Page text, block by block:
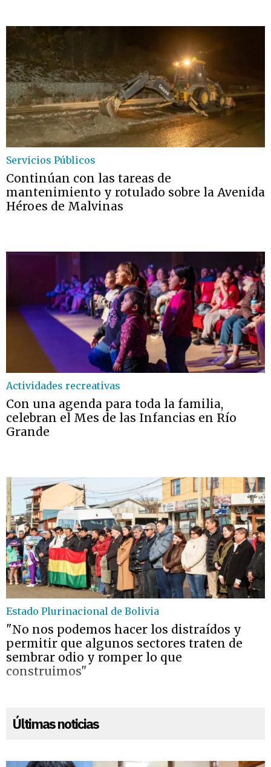
Servicios Públicos
Continúan con las tareas de
mantenimiento y rotulado sobre la Avenida
Héroes de Malvinas
Actividades recreativas
Con una agenda para toda la familia,
celebran el Mes de las Infancias en Río
Grande
Estado Plurinacional de Bolivia
"No nos podemos hacer los distraídos y
permitir que algunos sectores traten de
sembrar odio y romper lo que
construimos"
Últimas noticias